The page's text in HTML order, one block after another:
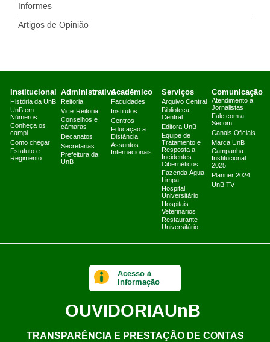
Informes
Artigos de Opinião
Institucional
História da UnB
UnB em
Números
Conheça os
campi
Como chegar
Estatuto e
Regimento
Administrativo
Reitoria
Vice-Reitoria
Conselhos e
câmaras
Decanatos
Secretarias
Prefeitura da
UnB
Acadêmico
Faculdades
Institutos
Centros
Educação a
Distância
Assuntos
Internacionais
Serviços
Arquivo Central
Biblioteca
Central
Editora UnB
Equipe de
Tratamento e
Resposta a
Incidentes
Cibernéticos
Fazenda Água
Limpa
Hospital
Universitário
Hospitais
Veterinários
Restaurante
Universitário
Comunicação
Atendimento a
Jornalistas
Fale com a
Secom
Canais Oficiais
Marca UnB
Campanha
Institucional
2025
Planner 2024
UnB TV
Acesso à
Informação
OUVIDORIAUnB
TRANSPARÊNCIA E PRESTAÇÃO DE CONTAS